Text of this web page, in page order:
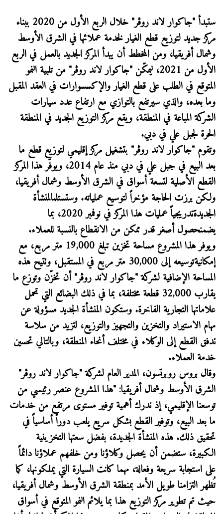
ستبدأ "جاكوار لاند روڤر" خلال الربع الأول من 2020 ببناء
مركز جديد لتوزيع قطع الغيار لخدمة عملائها في الشرق الأوسط
وشمال أفريقيا، ومن المخطط أن يبدأ المركز الجديد بالعمل في الربع
الأول من 2021، ليمكّن "جاكوار لاند روڤر" من تلبية النمو
المتوقع في الطلب على قطع الغيار والإكسسوارات في العقد المقبل
وما بعده، والذي سيرتفع بالتوازي مع ارتفاع عدد سيارات
الشركة المباعة في المنطقة، ويقع مركز التوزيع الجديد في المنطقة
الحرة لجبل علي في دبي.
وتقوم "جاكوار لاند روڤر" بتشغيل مركز إقليمي لتوزيع قطع ما
بعد البيع في جبل علي في دبي منذ عام 2014، ويوفّر هذا المركز
القطع الأصلية لتسعة أسواق في الشرق الأوسط وشمال أفريقيا،
ولكن برزت الحاجة مؤخراً لتوسيع عملياته. وستستلمالمنشأة
الجديدةتدريجياً عمليات هذا المركز في نوفمبر 2020، بما
يضمنحصول أصغر قدر ممكن من الانقطاع بالنسبة للعملاء.
ويوفر هذا المشروع مساحة تخزين تبلغ 19,000 متر مربع، مع
إمكانيةتوسيعه إلى 30,000 متر مربع في المستقبل، وتتيح هذه
المساحة الإضافية لشركة "جاكوار لاند روڤر" أن تخزّن وتوزع ما
يقارب 32,000 قطعة مختلفة، بما في ذلك البضائع التي تحمل
علاماتها التجارية الفاخرة. وستكون المنشأة الجديد مسؤولة عن
مهام الاستيراد والتخزين والتجهيز والتوزيع، لتزيد من سلاسة
تدفق القطع إلى الوكلاء في مختلف أنحاء المنطقة، وبالتالي تحسين
خدمة العملاء.
وقال بروس روبرتسون، المدير العام لشركة "جاكوار لاند روڤر"
الشرق الأوسط وشمال أفريقيا: "هذا المشروع عنصر رئيسي من
توسعنا الإقليمي، إذ ندرك أهمية توفير مستوى مرتفع من خدمات
ما بعد البيع، وتوفير القطع بشكل سريع يلعب دوراً أساسياً في
تحقيق ذلك. هذه المنشأة الجديدة، بفضل سعتها التخزينية
الكبيرة، ستضمن أن يحصل وكلاؤنا ومن خلفهم عملاؤنا دائماً
على استجابة سريعة وفعالة، مهما كانت السيارة التي يملكونها، كما
تُظهر التزامنا طويل الأمد بمنطقة الشرق الأوسط وشمال أفريقيا،
حيث تم تطوير مركز التوزيع هذا بما يلائم النمو المتوقع في أسواق